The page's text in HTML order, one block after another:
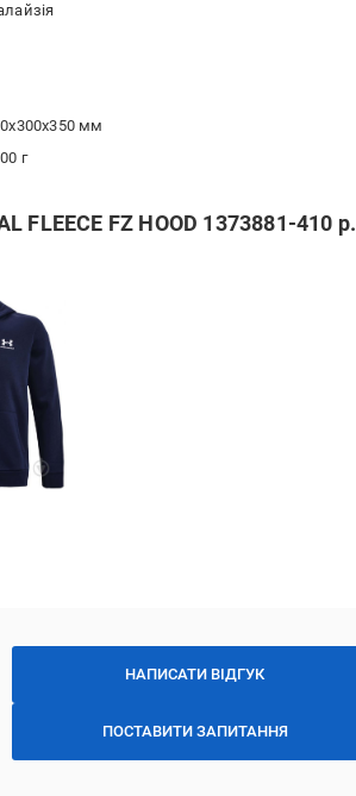
мм
г
FLEECE FZ HOOD 1373881-410 р.
НАПИСАТИ ВІДГУК
ПОСТАВИТИ ЗАПИТАННЯ